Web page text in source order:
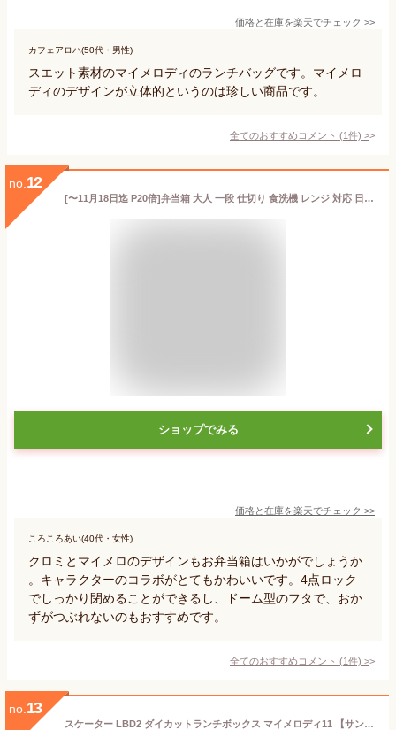
価格と在庫を楽天でチェック >>
カフェアロハ(50代・男性)
スエット素材のマイメロディのランチバッグです。マイメロ
ディのデザインが立体的というのは珍しい商品です。
全てのおすすめコメント (1件) >
no. 12
[〜11月18日迄 P20倍]弁当箱 大人 一段 仕切り 食洗機 レンジ 対応 日本製 530ml ランチボックス スケーター skater PFLB6 マイメロディ クロミ メロクロ ネットフリックス Netflix【レディース 4点ロック お弁当箱 ドーム型 1段 食洗機OK】
ショップでみる
価格と在庫を楽天でチェック >>
ころころあい(40代・女性)
クロミとマイメロのデザインもお弁当箱はいかがでしょうか
。キャラクターのコラボがとてもかわいいです。4点ロック
でしっかり閉めることができるし、ドーム型のフタで、おか
ずがつぶれないのもおすすめです。
全てのおすすめコメント (1件) >
no. 13
スケーター LBD2 ダイカットランチボックス マイメロディ11 【サンリオ ランチボックス お弁当 ランチ キャラクター 遠足 ピクニック 運動会 可愛い 子ども キッズ】